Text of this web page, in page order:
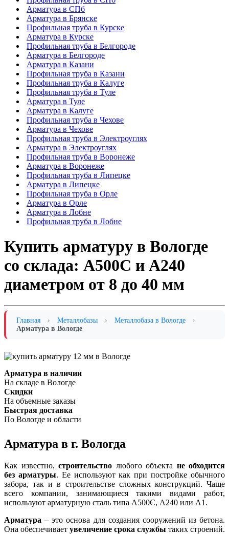
Арматура в СПб
Арматура в Брянске
Профильная труба в Курске
Арматура в Курске
Профильная труба в Белгороде
Арматура в Белгороде
Арматура в Казани
Профильная труба в Казани
Профильная труба в Калуге
Профильная труба в Туле
Арматура в Туле
Арматура в Калуге
Профильная труба в Чехове
Арматура в Чехове
Профильная труба в Электроуглях
Арматура в Электроуглях
Профильная труба в Воронеже
Арматура в Воронеже
Профильная труба в Липецке
Арматура в Липецке
Профильная труба в Орле
Арматура в Орле
Арматура в Лобне
Профильная труба в Лобне
Купить арматуру в Вологде
со склада: А500С и А240
диаметром от 8 до 40 мм
Главная › Металлобазы › Металлобаза в Вологде
›
Арматура в Вологде
Арматура в наличии
На складе в Вологде
Скидки
На объемные заказы
Быстрая доставка
По Вологде и области
Арматура в г. Вологда
Как известно, строительство любого объекта не обходится
без арматуры. Ее используют как при постройке обычного
забора, так и в строительстве сложных конструкций. Чаще
всего компании, занимающиеся такими видами работ,
используют арматурную сталь типа А500С, А240 или А1.
Арматура – это основа для создания сооружений из бетона.
Она обеспечивает увеличение срока службы таких строений.